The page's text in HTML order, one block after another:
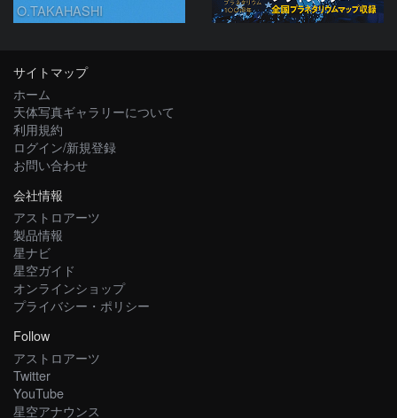
O.TAKAHASHI
サイトマップ
ホーム
天体写真ギャラリーについて
利用規約
ログイン/新規登録
お問い合わせ
会社情報
アストロアーツ
製品情報
星ナビ
星空ガイド
オンラインショップ
プライバシー・ポリシー
Follow
アストロアーツ
Twitter
YouTube
星空アナウンス